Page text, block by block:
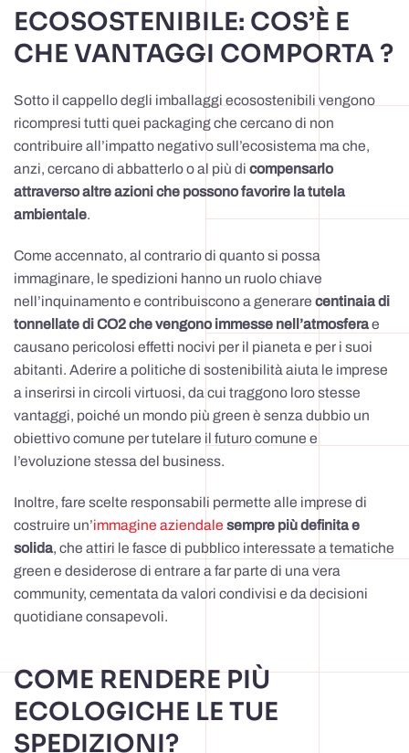
ECOSOSTENIBILE: COS’È E
CHE VANTAGGI COMPORTA ?
Sotto il cappello degli imballaggi ecosostenibili vengono
ricompresi tutti quei packaging che cercano di non
contribuire all’impatto negativo sull’ecosistema ma che,
anzi, cercano di abbatterlo o al più di compensarlo
attraverso altre azioni che possono favorire la tutela
ambientale.
Come accennato, al contrario di quanto si possa
immaginare, le spedizioni hanno un ruolo chiave
nell’inquinamento e contribuiscono a generare centinaia di
tonnellate di CO2 che vengono immesse nell’atmosferae
causano pericolosi effetti nocivi per il pianeta e per i suoi
abitanti. Aderire a politiche di sostenibilità aiuta le imprese
a inserirsi in circoli virtuosi, da cui traggono loro stesse
vantaggi, poiché un mondo più green è senza dubbio un
obiettivo comune per tutelare il futuro comune e
l’evoluzione stessa del business.
Inoltre, fare scelte responsabili permette alle imprese di
costruire un’immagine aziendale sempre più definita e
solida, che attiri le fasce di pubblico interessate a tematiche
green e desiderose di entrare a far parte di una vera
community, cementata da valori condivisi e da decisioni
quotidiane consapevoli.
COME RENDERE PIÙ
ECOLOGICHE LE TUE
SPEDIZIONI?